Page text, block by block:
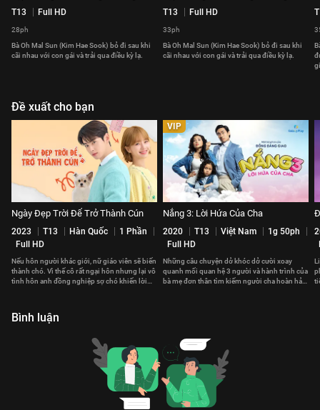
T13 Full HD
28ph
Bà Oh Mal Sun (Kim Hae Sook) bỏ đi sau khi
cãi nhau với con gái và trải qua điều kỳ lạ.
T13 Full HD
33ph
Bà Oh Mal Sun (Kim Hae Sook) bỏ đi sau khi
cãi nhau với con gái và trải qua điều kỳ lạ.
Đề xuất cho bạn
Ngày Đẹp Trời Để Trở Thành Cún
2023 T13 Hàn Quốc
1 Phần
Full HD
Nếu hôn người khác giới, nữ giáo viên sẽ biến
thành chó. Vì thế cô rất ngại hôn nhưng lại vô
tình hôn anh đồng nghiệp sợ chó khiến lời
VIP
Nắng 3: Lời Hứa Của Cha
2020 T13 Việt Nam
1g 50ph
Full HD
Những câu chuyện dở khóc dở cười xoay
quanh mối quan hệ 3 người và hành trình của
bà mẹ đơn thân tìm kiếm người cha hoàn hảo
Bình luận